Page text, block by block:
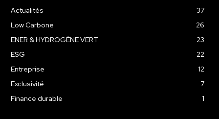
Actualités
37
Low Carbone
26
ENER & HYDROGÈNE VERT
23
ESG
22
Entreprise
12
Exclusivité
7
Finance durable
1